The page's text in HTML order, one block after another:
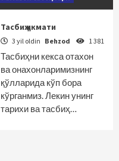
Тасбиҳ ҳикмати
3 yil oldin Behzod 1 381
Тасбиҳни кекса отахон
ва онахонларимизнинг
қўлларида кўп бора
кўрганмиз. Лекин унинг
тарихи ва тасбиҳ…